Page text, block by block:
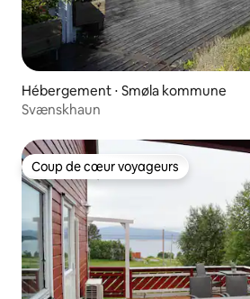
Hébergement ⋅ Smøla kommune
Svænskhaun
Coup de cœur voyageurs
Coup de cœur voyageurs